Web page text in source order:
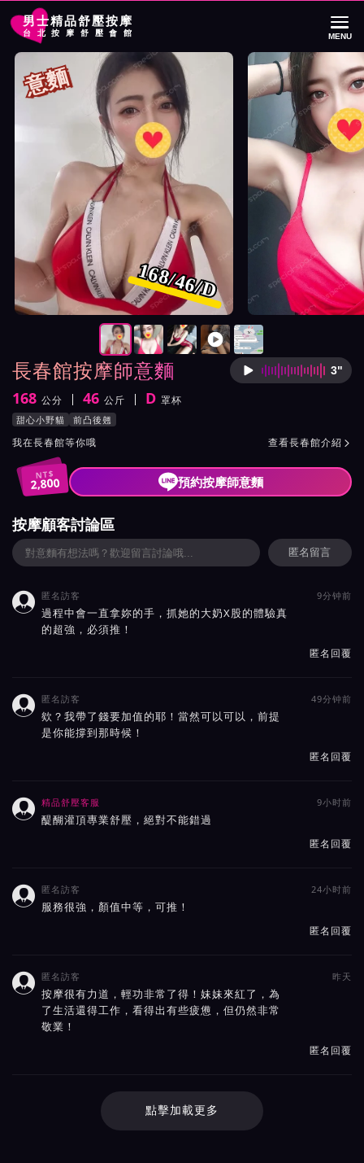
男士精品舒壓按摩
台北按摩舒壓會館 MENU
首頁 長春館按摩師意麵詳細介紹
長春館按摩師意麵 按摩師
3"
身高
168 公分
體重 46 公斤
罩杯 D 罩杯
按摩師意麵服務風格與特色
甜心小野貓 前凸後翹
按摩師意麵所屬按摩會館介紹與班表
我在長春館等你哦 查看長春館介紹 
NT$
2,800 預約按摩師意麵
長春館按摩師意麵照片展示與影片介紹
意麵
168/46/D
按摩師意麵照片展示與影片介紹及客戶評價截屏展示
按摩顧客討論區
匿名留言
 匿名訪客 9分钟前
過程中會一直拿妳的手，抓她的大奶X股的體驗真
的超強，必須推！
匿名回覆
 匿名訪客 49分钟前
欸？我帶了錢要加值的耶！當然可以可以，前提
是你能撐到那時候！
匿名回覆
 精品舒壓客服 9小时前
醍醐灌頂專業舒壓，絕對不能錯過
匿名回覆
 匿名訪客 24小时前
服務很強，顏值中等，可推！
匿名回覆
 匿名訪客 昨天
按摩很有力道，輕功非常了得！妹妹來紅了，為
了生活還得工作，看得出有些疲憊，但仍然非常
敬業！
匿名回覆
點擊加載更多